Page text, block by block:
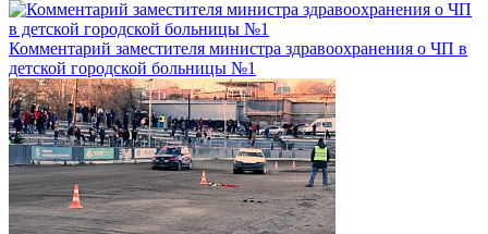
Комментарий заместителя министра здравоохранения о ЧП в
детской городской больницы №1